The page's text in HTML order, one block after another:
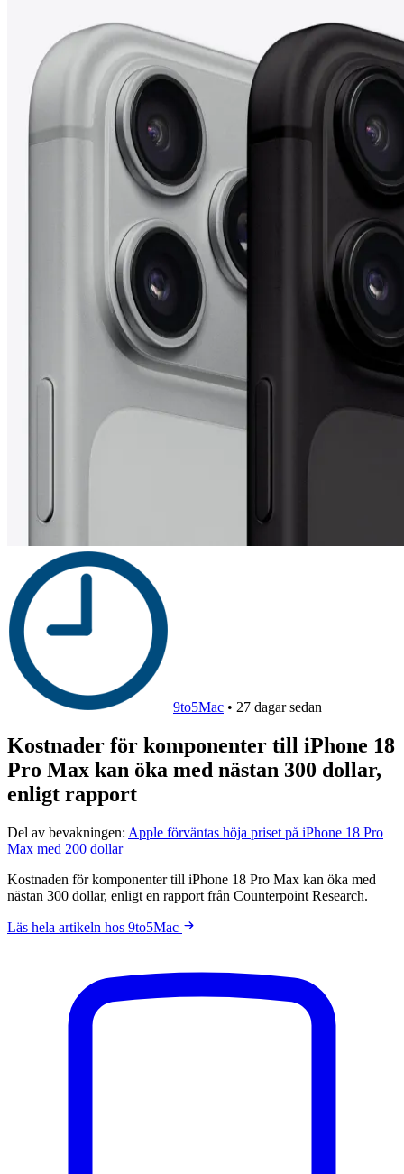
9to5Mac • 27 dagar sedan
Kostnader för komponenter till iPhone 18
Pro Max kan öka med nästan 300 dollar,
enligt rapport
Del av bevakningen: Apple förväntas höja priset på iPhone 18 Pro
Max med 200 dollar
Kostnaden för komponenter till iPhone 18 Pro Max kan öka med
nästan 300 dollar, enligt en rapport från Counterpoint Research.
Läs hela artikeln hos 9to5Mac